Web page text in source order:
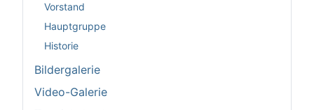
Vorstand
Hauptgruppe
Historie
Bildergalerie
Video-Galerie